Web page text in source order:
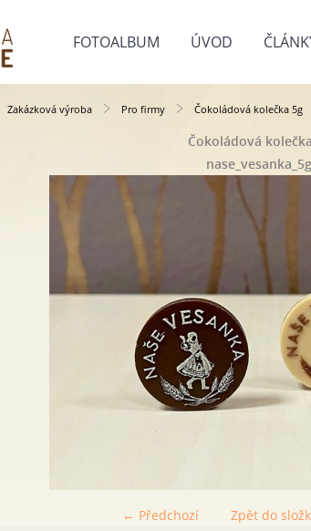
FOTOALBUM ÚVOD
Zakázková výroba Pro firmy Čokoládová kolečka 5g
Čokoládová
nase_vesanka_5g
← Předchozí Zpět do